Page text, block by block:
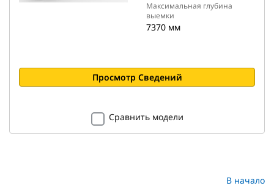
Максимальная глубина
выемки
7370 мм
Просмотр Сведений
Сравнить модели
В начало